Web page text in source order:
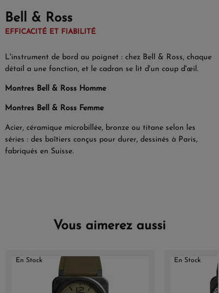
Bell & Ross
EFFICACITÉ ET FIABILITÉ
L'instrument de bord au poignet : chez Bell & Ross, chaque
détail a une fonction, et le cadran se lit d'un coup d'œil.
Montres Bell & Ross Homme
Montres Bell & Ross Femme
Acier, céramique microbillée, bronze ou titane selon les
séries : des boîtiers conçus pour durer, dessinés à Paris,
fabriqués en Suisse.
Vous aimerez aussi
En Stock En Stock